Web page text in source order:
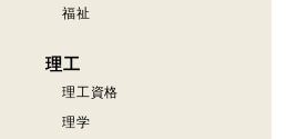
福祉
理工
理工資格
理学